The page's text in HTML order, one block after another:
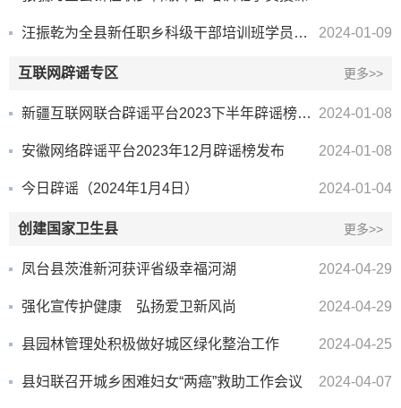
2024-01-09
汪振乾为全县新任职乡科级干部培训班学员授课
更多>>
互联网辟谣专区
2024-01-08
新疆互联网联合辟谣平台2023下半年辟谣榜单发布
2024-01-08
安徽网络辟谣平台2023年12月辟谣榜发布
2024-01-04
今日辟谣（2024年1月4日）
更多>>
创建国家卫生县
2024-04-29
凤台县茨淮新河获评省级幸福河湖
2024-04-29
强化宣传护健康 弘扬爱卫新风尚
2024-04-25
县园林管理处积极做好城区绿化整治工作
2024-04-07
县妇联召开城乡困难妇女“两癌”救助工作会议